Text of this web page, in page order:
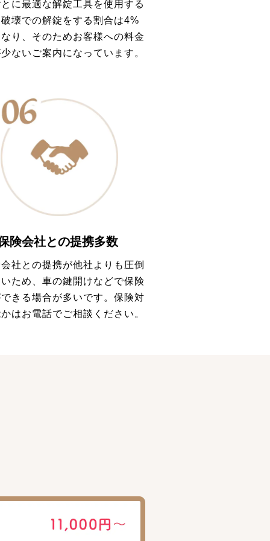
に最適な解錠工具を使用する
壊での解錠をする割合は4%
り、そのためお客様への料金
ないご案内になっています。
険会社との提携多数
社との提携が他社よりも圧倒
ため、車の鍵開けなどで保険
きる場合が多いです。保険対
はお電話でご相談ください。